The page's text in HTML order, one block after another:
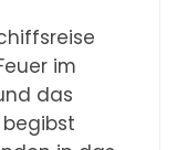
im
das
begibst